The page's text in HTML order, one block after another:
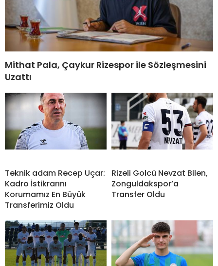
Mithat Pala, Çaykur Rizespor ile Sözleşmesini
Uzattı
Teknik adam Recep Uçar:
Kadro İstikrarını
Korumamız En Büyük
Transferimiz Oldu
Rizeli Golcü Nevzat Bilen,
Zonguldakspor’a
Transfer Oldu